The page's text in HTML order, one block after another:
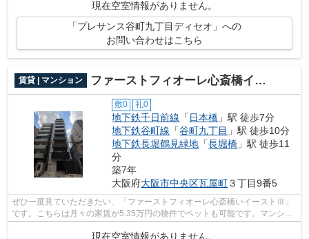
現在空室情報がありません。
「プレサンス谷町九丁目ディセオ」への
お問い合わせはこちら
賃貸 | マンション ファーストフィオーレ心斎橋イーストⅢ
敷0 礼0
地下鉄千日前線 「 日本橋 」駅 徒歩7分
地下鉄谷町線 「谷町九丁目 」駅 徒歩10分
地下鉄長堀鶴見緑地 「長堀橋 」駅 徒歩11
分
築7年
大阪府大阪市中央区瓦屋町３丁目9番5
ぜひ一度見ていただきたい、「ファーストフィオーレ心斎橋いイーストⅢ」
です。こちらは月々の家賃が5.35万円の物件でペットも可能です。マンショ
ンの住人や関係者だけが入れるオートロ...
現在空室情報がありません。